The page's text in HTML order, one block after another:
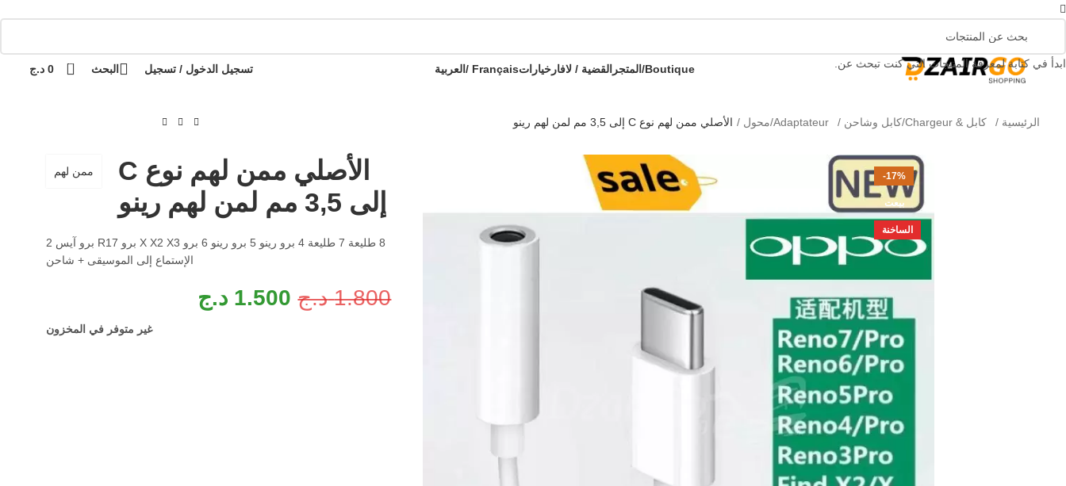
التوصيل 69 ولاية - توصيل 69 يصرف كل طلبية ثانية معها هدية 🎁 - كل طلب ثاني مع هدية !🔥 OFFRE SPÉCIALE 🔥 عرض خاص 🔥 الدفع عند الاستلام / الدفع عند الاستلامالتوصيل 69 ولاية - توصيل 69 يصرف كل
Boutique/المتجر القضية / لافار خياراتFrançais / العربية تسجيل الدخول / تسجيل البحث 0
0 د.ج
الرئيسية كابل & Chargeur/كابل وشاحن Adaptateur/محول الأصلي ممن لهم نوع C إلى 3,5 مم لمن لهم رينو
-17%
بيعت
الساخنة
الأصلي ممن لهم نوع C
إلى 3,5 مم لمن لهم رينو
ممن لهم
8 طليعة 7 طليعة 4 برو رينو 5 برو رينو 6 برو X X2 X3 برو R17 برو آيس 2
الإستماع إلى الموسيقى + شاحن
1.800 د.ج 1.500 د.ج
غير متوفر في المخزون
ابدأ في كتابة لمعرفة المنتجات التي كنت تبحث عن.